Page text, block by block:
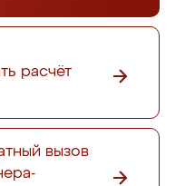
расчёт
вызов